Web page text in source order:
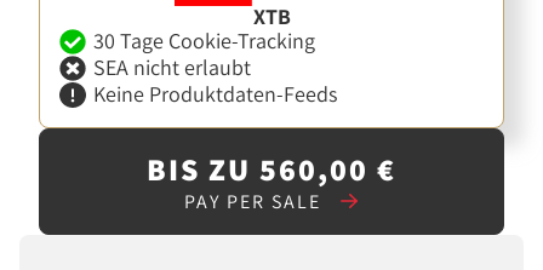
XTB
30 Tage Cookie-Tracking
SEA nicht erlaubt
Keine Produktdaten-Feeds
BIS ZU 560,00 €
PAY PER SALE